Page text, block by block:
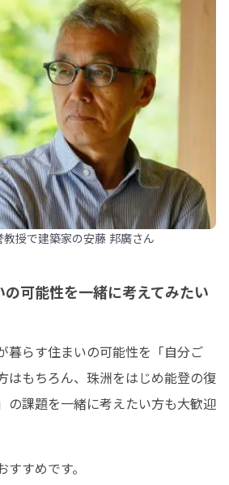
授で建築家の安藤 邦廣さん
可能性を一緒に考えてみたい
暮らす住まいの可能性を「自分ご
はもちろん、珠洲をはじめ能登の復
の課題を一緒に考えたい方も大歓迎
すめです。